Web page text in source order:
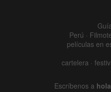
Perú ·
películas en
cartelera ·
Escríbenos a